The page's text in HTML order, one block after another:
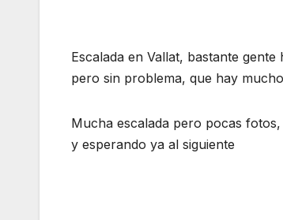
Escalada en Vallat, bastante
pero sin problema, que hay
Mucha escalada pero pocas
y esperando ya al siguiente